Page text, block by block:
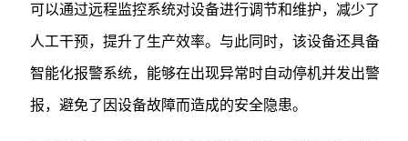
可以通过远程监控系统对设备进行调节和维护，减少了
人工干预，提升了生产效率。与此同时，该设备还具备
智能化报警系统，能够在出现异常时自动停机并发出警
报，避免了因设备故障而造成的安全隐患。